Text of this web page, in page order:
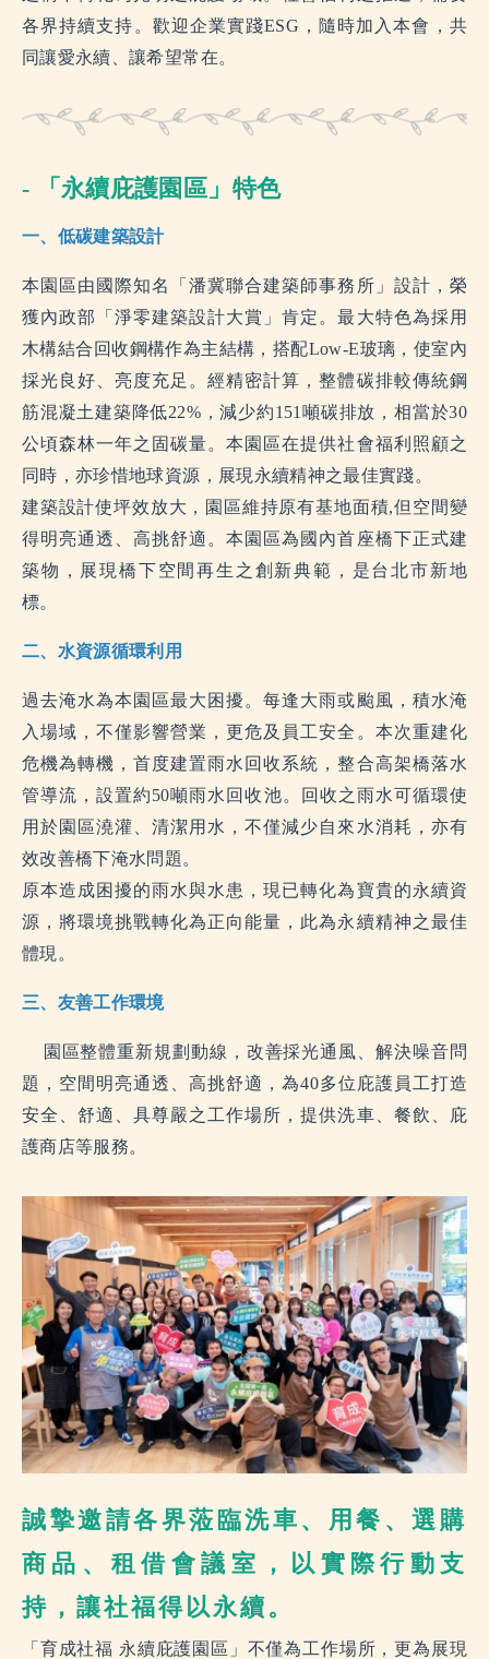
各界持續支持。歡迎企業實踐ESG，隨時加入本會，共
同讓愛永續、讓希望常在。
- 「永續庇護園區」特色
一、低碳建築設計
本園區由國際知名「潘冀聯合建築師事務所」設計，榮
獲內政部「淨零建築設計大賞」肯定。最大特色為採用
木構結合回收鋼構作為主結構，搭配Low-E玻璃，使室內
採光良好、亮度充足。經精密計算，整體碳排較傳統鋼
筋混凝土建築降低22%，減少約151噸碳排放，相當於30
公頃森林一年之固碳量。本園區在提供社會福利照顧之
同時，亦珍惜地球資源，展現永續精神之最佳實踐。
建築設計使坪效放大，園區維持原有基地面積,但空間變
得明亮通透、高挑舒適。本園區為國內首座橋下正式建
築物，展現橋下空間再生之創新典範，是台北市新地
標。
二、水資源循環利用
過去淹水為本園區最大困擾。每逢大雨或颱風，積水淹
入場域，不僅影響營業，更危及員工安全。本次重建化
危機為轉機，首度建置雨水回收系統，整合高架橋落水
管導流，設置約50噸雨水回收池。回收之雨水可循環使
用於園區澆灌、清潔用水，不僅減少自來水消耗，亦有
效改善橋下淹水問題。
原本造成困擾的雨水與水患，現已轉化為寶貴的永續資
源，將環境挑戰轉化為正向能量，此為永續精神之最佳
體現。
三、友善工作環境
園區整體重新規劃動線，改善採光通風、解決噪音問
題，空間明亮通透、高挑舒適，為40多位庇護員工打造
安全、舒適、具尊嚴之工作場所，提供洗車、餐飲、庇
護商店等服務。
誠摯邀請各界蒞臨洗車、用餐、選購
商品、租借會議室，以實際行動支
持，讓社福得以永續。
「育成社福 永續庇護園區」不僅為工作場所，更為展現